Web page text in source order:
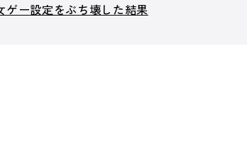
ゲー設定をぶち壊した結果